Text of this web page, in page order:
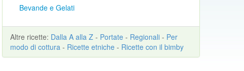
Bevande e Gelati
Altre ricette: Dalla A alla Z - Portate - Regionali - Per
modo di cottura - Ricette etniche - Ricette con il bimby